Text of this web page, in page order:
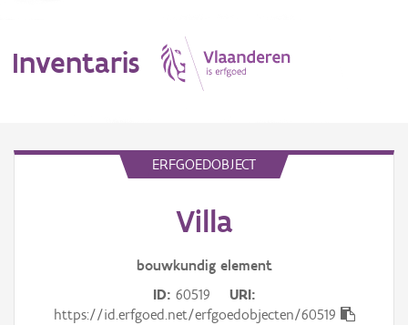
Inventaris
ERFGOEDOBJECT
Villa
bouwkundig element
ID 60519
URI
https://id.erfgoed.net/erfgoedobjecten/60519